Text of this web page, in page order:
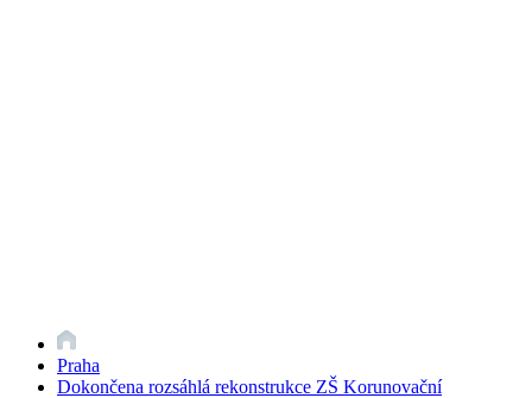
Praha
Dokončena rozsáhlá rekonstrukce ZŠ Korunovační